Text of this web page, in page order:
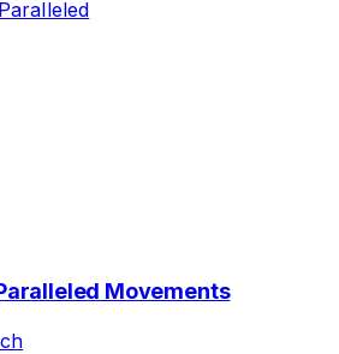
Movements